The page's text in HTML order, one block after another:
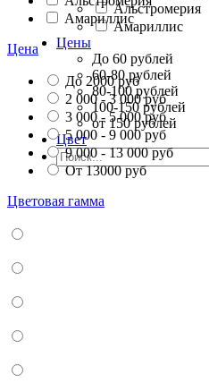
Альстромерия
Амариллис
Цены
До 60 рублей
60-80 рублей
80-100 рублей
100-150 рублей
от 150 рублей
Цвет
Амариллис
Цена
До 2000 руб
2 000 - 3 000 руб
3 000 - 5 000 руб
5 000 - 9 000 руб
9 000 - 13 000 руб
От 13000 руб
Цветовая гамма